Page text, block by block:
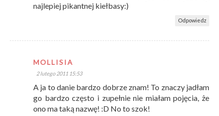
najlepiej pikantnej kiełbasy:)
Odpowiedz
MOLLISIA
2 lutego 2011 15:53
A ja to danie bardzo dobrze znam! To znaczy jadłam
go bardzo często i zupełnie nie miałam pojęcia, że
ono ma taką nazwę! :D No to szok!